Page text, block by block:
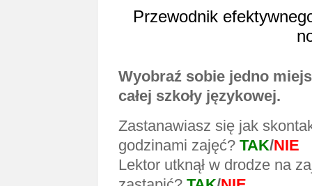
Przewodnik
Wyobraź sobie jedno
całej szkoły językowej.
Zastanawiasz się jak
godzinami zajęć? TAK/NIE
Lektor utknął w drodze na